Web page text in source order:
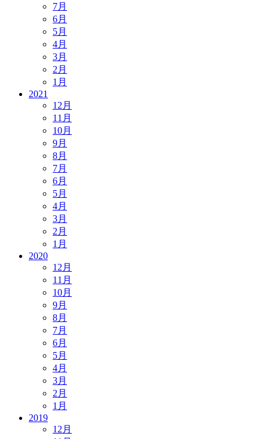
7月
6月
5月
4月
3月
2月
1月
2021
12月
11月
10月
9月
8月
7月
6月
5月
4月
3月
2月
1月
2020
12月
11月
10月
9月
8月
7月
6月
5月
4月
3月
2月
1月
2019
12月